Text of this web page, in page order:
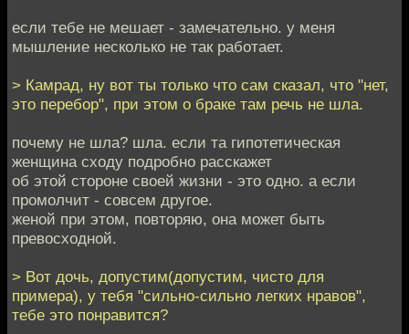
если тебе не мешает - замечательно. у меня
мышление несколько не так работает.
> Камрад, ну вот ты только что сам сказал, что "нет,
это перебор", при этом о браке там речь не шла.
почему не шла? шла. если та гипотетическая
женщина сходу подробно расскажет
об этой стороне своей жизни - это одно. а если
промолчит - совсем другое.
женой при этом, повторяю, она может быть
превосходной.
> Вот дочь, допустим(допустим, чисто для
примера), у тебя "сильно-сильно легких нравов",
тебе это понравится?